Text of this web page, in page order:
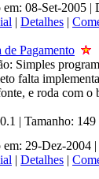
08-Set-2005 |
| Detalhes |
de Pagamento
Simples
falta
e roda com o
| Tamanho: 149
29-Dez-2004
| Detalhes |